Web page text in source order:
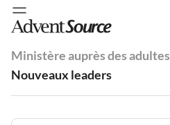
Ministère auprès des adultes
Nouveaux leaders